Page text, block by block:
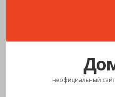
неофициальный